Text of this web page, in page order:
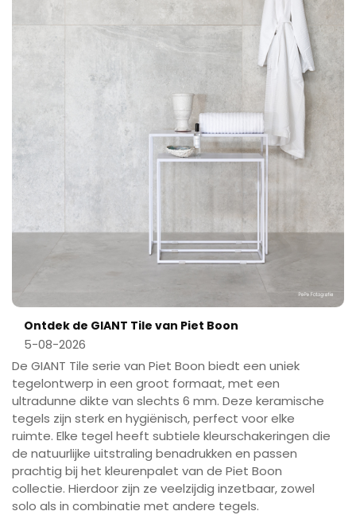
Ontdek de GIANT Tile van Piet Boon
5-08-2026
De GIANT Tile serie van Piet Boon biedt een uniek
tegelontwerp in een groot formaat, met een
ultradunne dikte van slechts 6 mm. Deze keramische
tegels zijn sterk en hygiënisch, perfect voor elke
ruimte. Elke tegel heeft subtiele kleurschakeringen die
de natuurlijke uitstraling benadrukken en passen
prachtig bij het kleurenpalet van de Piet Boon
collectie. Hierdoor zijn ze veelzijdig inzetbaar, zowel
solo als in combinatie met andere tegels.